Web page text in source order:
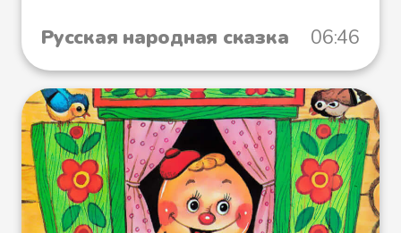
Русская народная сказка
06:46